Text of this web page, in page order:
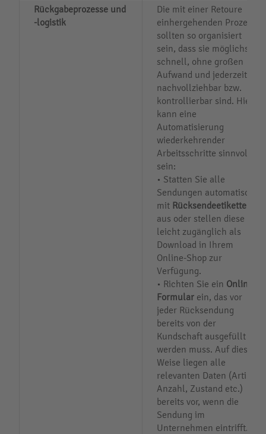
Rückgabeprozesse und
-logistik
Die mit einer Retoure
einhergehenden Prozesse
sollten so organisiert
sein, dass sie möglichst
schnell, ohne großen
Aufwand und jederzeit
nachvollziehbar bzw.
kontrollierbar sind. Hier
kann eine
Automatisierung
wiederkehrender
Arbeitsschritte sinnvoll
sein:
• Statten Sie alle
Sendungen automatisch
mit Rücksendeetiketten
aus oder stellen diese
leicht zugänglich als
Download in Ihrem
Online-Shop zur
Verfügung.
• Richten Sie ein Online-
Formular ein, das vor
jeder Rücksendung
bereits von der
Kundschaft ausgefüllt
werden muss. Auf diese
Weise liegen alle
relevanten Daten (Artikel,
Anzahl, Zustand etc.)
bereits vor, wenn die
Sendung im
Unternehmen eintrifft.